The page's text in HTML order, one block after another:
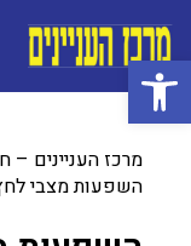
פתח סרגל נגישות
מרכז העניינים –
השפעות מצבי